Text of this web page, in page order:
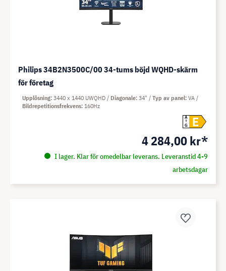
Philips 34B2N3500C/00 34-tums böjd WQHD-skärm
för företag
A
G
E
4 284,00 kr*
I lager. Klar för omedelbar leverans. Leveranstid 4-9
arbetsdagar
Upplösning 3440 x 1440 UWQHD Diagonale 34" Typ av panel VA
Bildrepetitionsfrekvens 160Hz